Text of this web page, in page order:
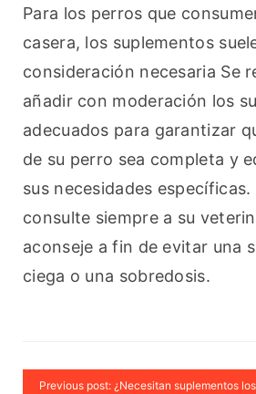
Para los perros que
casera, los suplementos
consideración necesaria Se
añadir con moderación los
adecuados para garantizar
de su perro sea completa y
sus necesidades
consulte siempre a su
aconseje a fin de evitar una
ciega o una sobredosis.
Previous post: ¿Necesitan suplementos